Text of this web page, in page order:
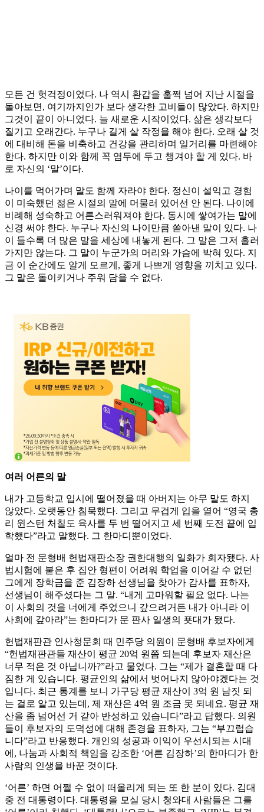
모든 건 헛걱정이었다. 나 역시 환갑을 훌쩍 넘어 지난 시절을
돌아보면, 여기까지인가 보다 생각한 고비들이 많았다. 하지만
그것이 끝이 아니었다. 늘 새로운 시작이었다. 삶은 생각보다
질기고 오래간다. 누구나 길게 살 작정을 해야 한다. 오래 살 것
에 대비해 돈을 비축하고 건강을 관리하며 일거리를 마련해야
한다. 하지만 이와 함께 꼭 염두에 두고 챙겨야 할 게 있다. 바
로 자신의 ‘말’이다.
나이를 먹어가며 말도 함께 자라야 한다. 정신이 설익고 경험
이 미숙했던 젊은 시절의 말에 머물러 있어선 안 된다. 나이에
비례해 성숙하고 어른스러워져야 한다. 동시에 쌓여가는 말에
신경 써야 한다. 누구나 자신의 나이만큼 쏟아낸 말이 있다. 나
이 들수록 더 많은 말을 세상에 내놓게 된다. 그 말은 그저 흘러
가지만 않는다. 그 말이 누군가의 머리와 가슴에 박혀 있다. 지
금 이 순간에도 알게 모르게, 좋게 나쁘게 영향을 끼치고 있다.
그 말은 돌이키거나 주워 담을 수 없다.
여러 어른의 말
내가 고등학교 입시에 떨어졌을 때 아버지는 아무 말도 하지
않았다. 오랫동안 침묵했다. 그리고 무겁게 입을 열어 “영국 총
리 윈스턴 처칠도 육사를 두 번 떨어지고 세 번째 도전 끝에 입
학했다”라고 말했다. 그 한마디뿐이었다.
얼마 전 문형배 헌법재판소장 권한대행의 일화가 회자됐다. 사
법시험에 붙은 후 집안 형편이 어려워 학업을 이어갈 수 없던
그에게 장학금을 준 김장하 선생님을 찾아가 감사를 표하자,
선생님이 해주셨다는 그 말. “내게 고마워할 필요 없다. 나는
이 사회의 것을 너에게 주었으니 갚으려거든 내가 아니라 이
사회에 갚아라”는 한마디가 문 판사 일생의 푯대가 됐다.
헌법재판관 인사청문회 때 민주당 의원이 문형배 후보자에게
“헌법재판관들 재산이 평균 20억 원쯤 되는데 후보자 재산은
너무 적은 것 아닙니까?”라고 물었다. 그는 “제가 결혼할 때 다
짐한 게 있습니다. 평균인의 삶에서 벗어나지 않아야겠다는 것
입니다. 최근 통계를 보니 가구당 평균 재산이 3억 원 남짓 되
는 걸로 알고 있는데, 제 재산은 4억 원 조금 못 되네요. 평균 재
산을 좀 넘어선 거 같아 반성하고 있습니다”라고 답했다. 의원
들이 후보자의 도덕성에 대해 존경을 표하자, 그는 “부끄럽습
니다”라고 반응했다. 개인의 성공과 이익이 우선시되는 시대
에, 나눔과 사회적 책임을 강조한 ‘어른 김장하’의 한마디가 한
사람의 인생을 바꾼 것이다.
‘어른’ 하면 어쩔 수 없이 떠올리게 되는 또 한 분이 있다. 김대
중 전 대통령이다. 대통령을 모실 당시 청와대 사람들은 그를